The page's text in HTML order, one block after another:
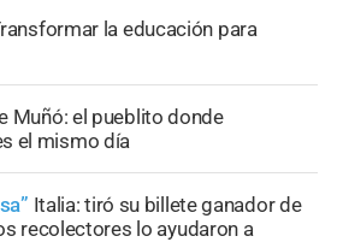
la educación para
Muñó: el pueblito donde
el mismo día
Italia: tiró su billete ganador de
recolectores lo ayudaron a